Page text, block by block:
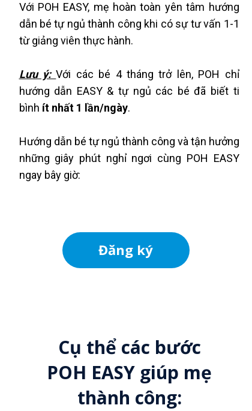
Đăng ký
Với POH EASY, mẹ hoàn toàn yên tâm hướng
dẫn bé tự ngủ thành công khi có sự tư vấn 1-1
từ giảng viên thực hành.
Lưu ý:Với các bé 4 tháng trở lên, POH chỉ
hướng dẫn EASY & tự ngủ các bé đã biết ti
bình ít nhất 1 lần/ngày.
Hướng dẫn bé tự ngủ thành công và tận hưởng
những giây phút nghỉ ngơi cùng POH EASY
ngay bây giờ:
Cụ thể các bước
POH EASY giúp mẹ
thành công: